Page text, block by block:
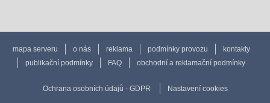
mapa serveru o nás reklama podmínky provozu
kontakty
publikační podmínky
FAQ obchodní a reklamační podmínky
Ochrana osobních údajů - GDPR Nastavení cookies